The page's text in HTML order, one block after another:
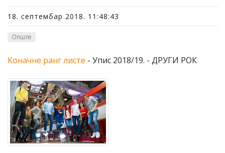
18. септембар 2018. 11:48:43
Опште
Коначне ранг листе - Упис 2018/19. - ДРУГИ РОК